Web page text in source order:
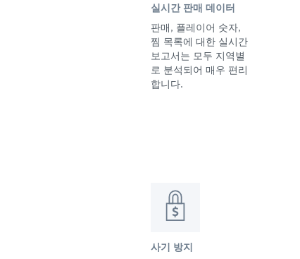
실시간 판매 데이터
판매, 플레이어 숫자,
찜 목록에 대한 실시간
보고서는 모두 지역별
로 분석되어 매우 편리
합니다.
사기 방지